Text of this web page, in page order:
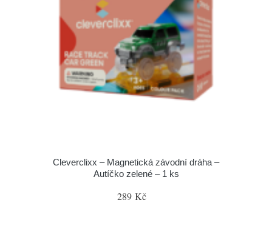
Cleverclixx – Magnetická závodní dráha –
Autíčko zelené – 1 ks
289 Kč